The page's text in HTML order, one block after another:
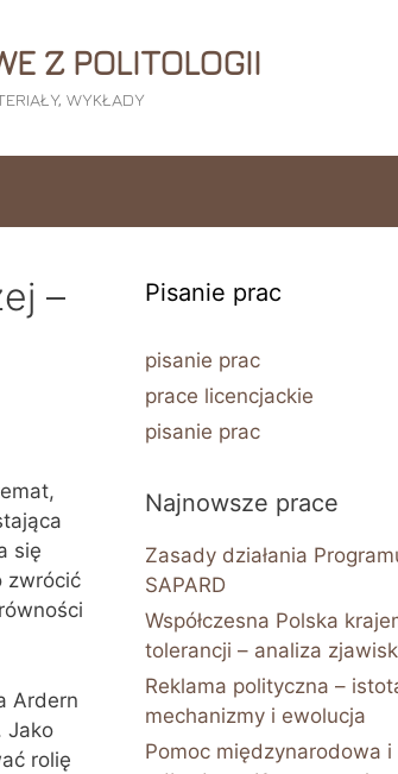
Z POLITOLOGII
WYKŁADY
–
się
zwrócić
Ardern
Jako
rolię
Pisanie prac
pisanie prac
prace licencjackie
pisanie prac
Najnowsze prace
Zasady działania
SAPARD
Współczesna Polska
tolerancji – analiza
Reklama polityczna –
mechanizmy i ewolucja
Pomoc międzynarodowa i